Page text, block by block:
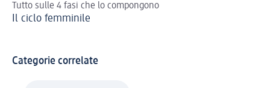
Tutto sulle 4 fasi che lo compongono
Il ciclo femminile
Categorie correlate